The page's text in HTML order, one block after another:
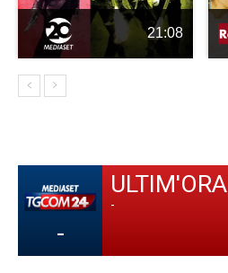
21:08
-
ULTIM'ORA
-